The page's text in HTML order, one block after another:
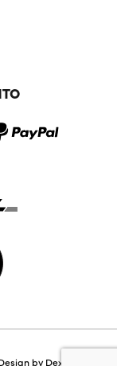
by Dexa